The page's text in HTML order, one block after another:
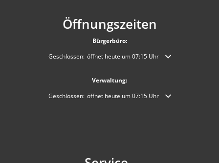
Öffnungszeiten
Bürgerbüro:
Klicken, um weitere Öffnungs- oder Schließzeiten
Geschlossen: öffnet heute um 07:15 Uhr
Verwaltung:
Klicken, um weitere Öffnungs- oder Schließzeiten
Geschlossen: öffnet heute um 07:15 Uhr